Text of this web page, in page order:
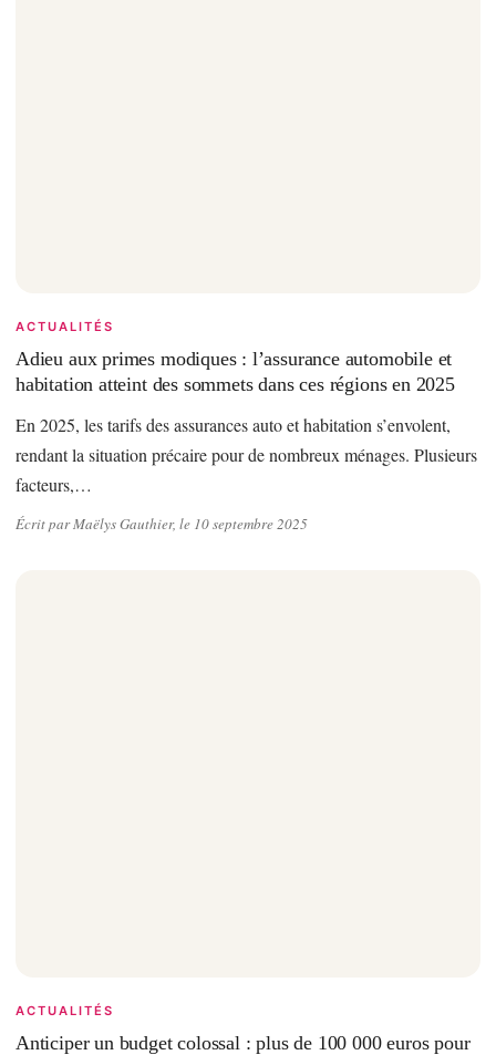
ACTUALITÉS
Adieu aux primes modiques : l’assurance automobile et
habitation atteint des sommets dans ces régions en 2025
En 2025, les tarifs des assurances auto et habitation s’envolent,
rendant la situation précaire pour de nombreux ménages. Plusieurs
facteurs,…
Écrit par Maëlys Gauthier, le 10 septembre 2025
ACTUALITÉS
Anticiper un budget colossal : plus de 100 000 euros pour